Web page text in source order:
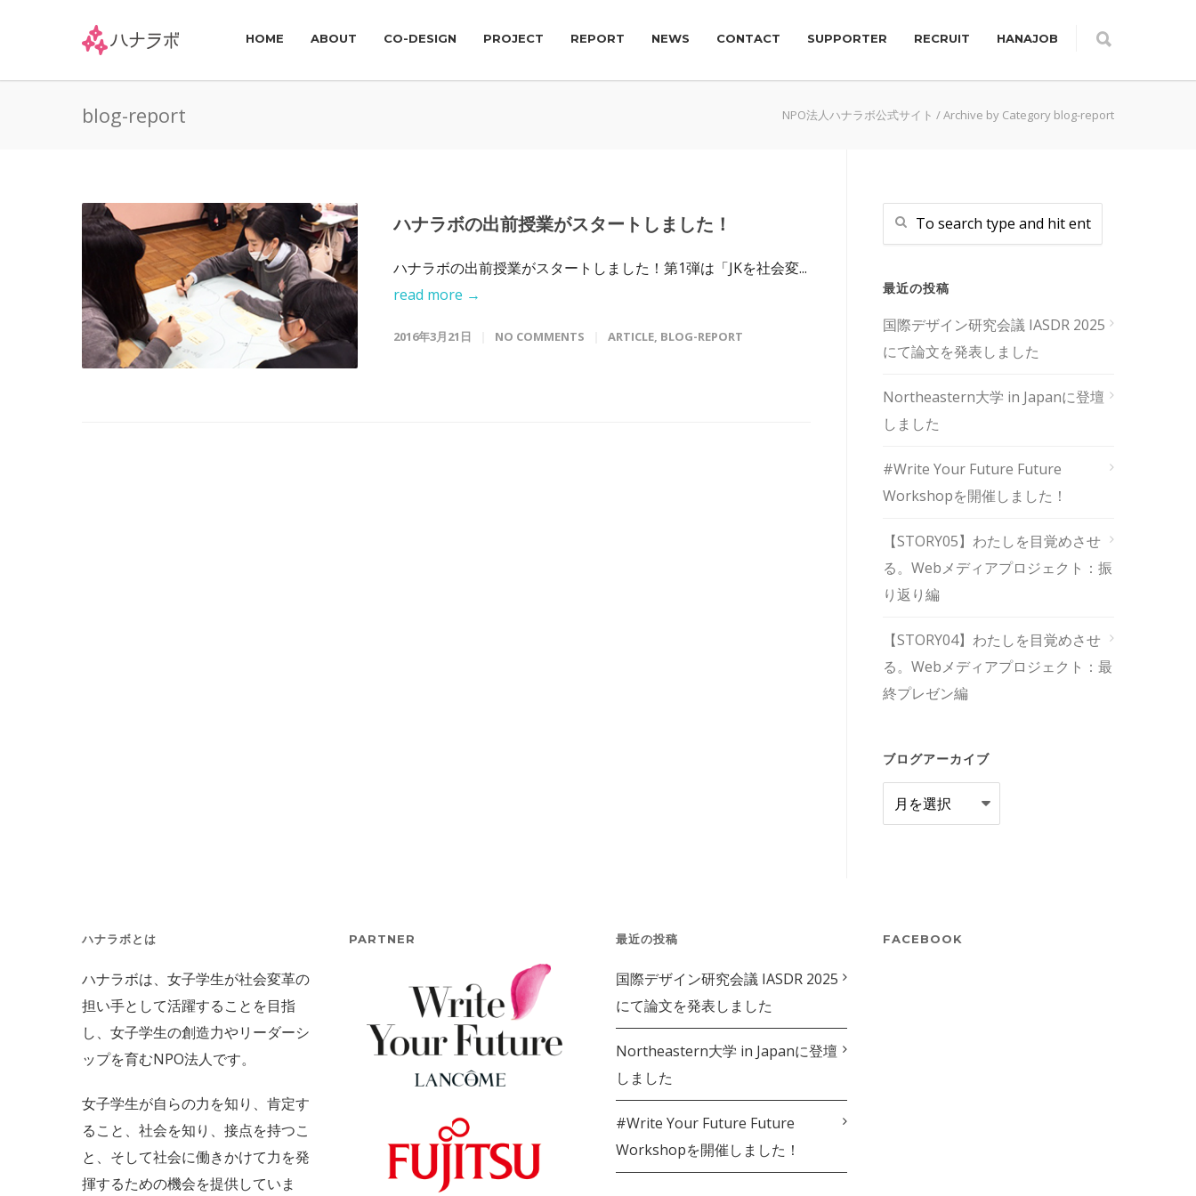
HOME ABOUT CO-DESIGN PROJECT REPORT NEWS CONTACT SUPPORTER RECRUIT HANAJOB
blog-report NPO法人ハナラボ公式サイト /Archive by Category blog-report
ハナラボの出前授業がスタートしました！
ハナラボの出前授業がスタートしました！第1弾は「JKを社会変...
read more →
2016年3月21日 NO COMMENTS ARTICLE, BLOG-REPORT
最近の投稿
国際デザイン研究会議 IASDR 2025
にて論文を発表しました
Northeastern大学 in Japanに登壇
しました
#Write Your Future Future
Workshopを開催しました！
【STORY05】わたしを目覚めさせ
る。Webメディアプロジェクト：振
り返り編
【STORY04】わたしを目覚めさせ
る。Webメディアプロジェクト：最
終プレゼン編
ブログアーカイブ
ロ
ハナラボとは
ハナラボは、女子学生が社会変革の
担い手として活躍することを目指
し、女子学生の創造力やリーダーシ
ップを育むNPO法人です。
女子学生が自らの力を知り、肯定す
ること、社会を知り、接点を持つこ
と、そして社会に働きかけて力を発
揮するための機会を提供していま
PARTNER 最近の投稿
国際デザイン研究会議 IASDR 2025
にて論文を発表しました
Northeastern大学 in Japanに登壇
しました
#Write Your Future Future
Workshopを開催しました！
FACEBOOK